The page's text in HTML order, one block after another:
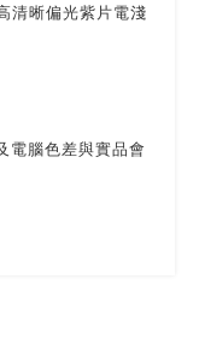
清晰偏光紫片電淺
電腦色差與實品會